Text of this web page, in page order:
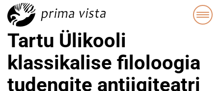
Tartu Ülikooli
klassikalise filoloogia
tudengite antiigiteatri